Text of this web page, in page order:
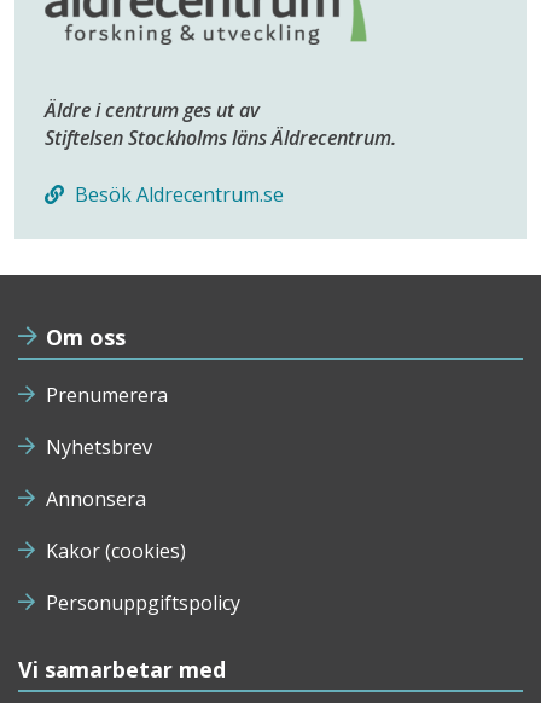
Äldre i centrum ges ut av
Stiftelsen Stockholms läns Äldrecentrum.
Besök Aldrecentrum.se
Om oss
Prenumerera
Nyhetsbrev
Annonsera
Kakor (cookies)
Personuppgiftspolicy
Vi samarbetar med